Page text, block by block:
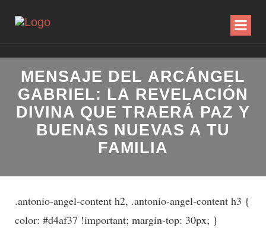
MENSAJE DEL ARCÁNGEL
GABRIEL: LA REVELACIÓN
DIVINA QUE TRAERÁ PAZ Y
BUENAS NUEVAS A TU
FAMILIA
.antonio-angel-content h2, .antonio-angel-content h3 {
color: #d4af37 !important; margin-top: 30px; }